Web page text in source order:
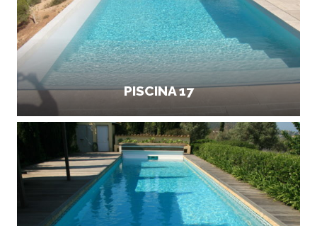
PISCINA 17